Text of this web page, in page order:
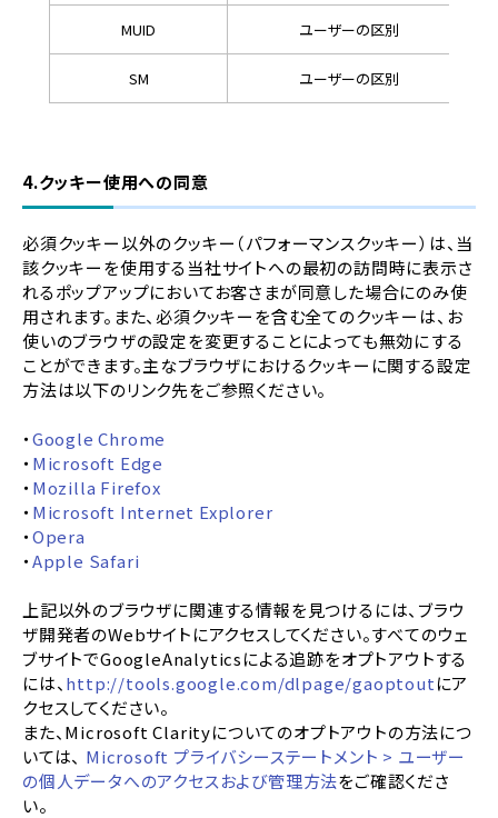
MUID ユーザーの区別
SM ユーザーの区別
4.クッキー使用への同意
必須クッキー以外のクッキー（パフォーマンスクッキー）は、当
該クッキーを使用する当社サイトへの最初の訪問時に表示さ
れるポップアップにおいてお客さまが同意した場合にのみ使
用されます。また、必須クッキーを含む全てのクッキーは、お
使いのブラウザの設定を変更することによっても無効にする
ことができます。主なブラウザにおけるクッキーに関する設定
方法は以下のリンク先をご参照ください。
・Google Chrome
・ Microsoft Edge
・ Mozilla Firefox
・ Microsoft Internet Explorer
・Opera
・Apple Safari
上記以外のブラウザに関連する情報を見つけるには、ブラウ
ザ開発者のWebサイトにアクセスしてください。すべてのウェ
ブサイトでGoogleAnalyticsによる追跡をオプトアウトする
には、 http://tools.google.com/dlpage/gaoptoutにア
クセスしてください。
また、Microsoft Clarityについてのオプトアウトの方法につ
いては、 Microsoft プライバシーステートメント > ユーザー
の個人データへのアクセスおよび管理方法をご確認くださ
い。